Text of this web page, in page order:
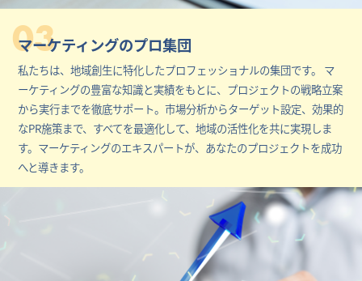
03
マーケティングのプロ集団
私たちは、地域創生に特化したプロフェッショナルの集団です。 マ
ーケティングの豊富な知識と実績をもとに、プロジェクトの戦略立案
から実行までを徹底サポート。市場分析からターゲット設定、効果的
なPR施策まで、すべてを最適化して、地域の活性化を共に実現しま
す。マーケティングのエキスパートが、あなたのプロジェクトを成功
へと導きます。